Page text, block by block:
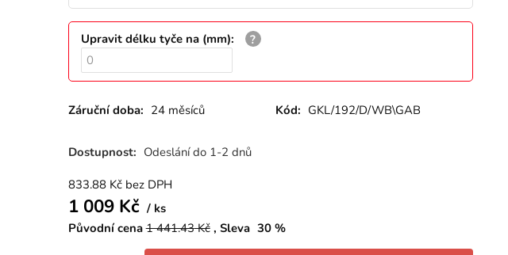
Upravit délku tyče na (mm):
Záruční doba: 24 měsíců Kód: GKL/192/D/WB\GAB
Dostupnost: Odeslání do 1-2 dnů
833.88Kč bez DPH
1 009Kč
ks
Původní cena 1 441.43Kč Sleva 30%